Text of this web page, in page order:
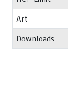
Art
Downloads